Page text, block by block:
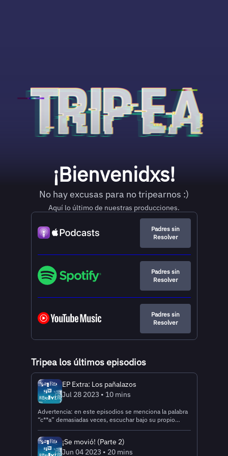
¡Bienvenidxs!
No hay excusas para no tripearnos :)
Aquí lo último de nuestras producciones.
Padres sin
Resolver
Padres sin
Resolver
Padres sin
Resolver
Tripea los últimos episodios
EP Extra: Los pañalazos
Jul 28 2023 • 10 mins
Advertencia: en este episodios se menciona la palabra
“c**a” demasiadas veces, escuchar bajo su propio
Oliver (Christian) Co- Host: El Papá de Aurora y Leticia
(Juan, Chipo, Nini) Música Original: Erick Mujica Una
Producción Original de Tripea Gracias especiales a Oli
¡Se movió! (Parte 2)
Jun 04 2023 • 20 mins